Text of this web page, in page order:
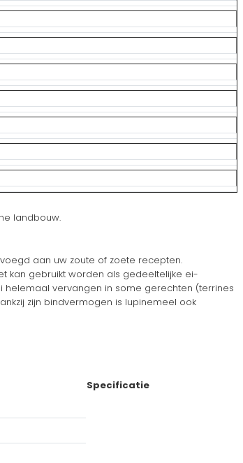
landbouw.
aan uw zoute of zoete recepten.
kan gebruikt worden als gedeeltelijke ei-
helemaal vervangen in some gerechten (terrines
zijn bindvermogen is lupinemeel ook
Specificatie